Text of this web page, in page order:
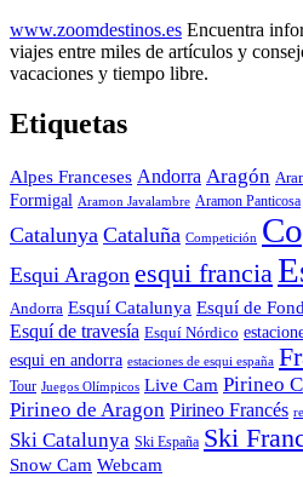
www.zoomdestinos.es Encuentra
viajes entre miles de artículos y
vacaciones y tiempo libre.
Etiquetas
Alpes Franceses Andorra Aragón
Formigal Aramon Javalambre Aramon Panticosa
Catalunya Cataluña Competición
Esqui Aragon esqui francia
Andorra Esquí Catalunya Esquí de
Esquí de travesía Esquí Nórdico
esqui en andorra estaciones de esqui españa
Tour Juegos Olímpicos Live Cam Pirineo
Pirineo de Aragon Pirineo Francés
Ski Catalunya Ski España Ski
Snow Cam Webcam